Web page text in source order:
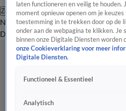
Zoeken
Nieuws van de DagOpinie van de
Dag
Video'sUitzendingen Podcast
laten functioneren en veilig te houden.
moment opnieuw openen om je
toestemming in te trekken door op de
onder aan de webpagina te klikken. Je
binnen onze Digitale Diensten worden
onze Cookieverklaring voor meer
Digitale Diensten.
Functioneel & Essentieel
Analytisch